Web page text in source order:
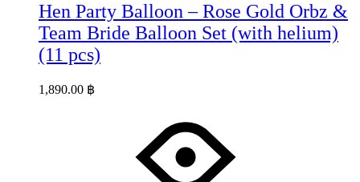
Hen Party Balloon – Rose Gold Orbz &
Team Bride Balloon Set (with helium)
(11 pcs)
1,890.00 ฿